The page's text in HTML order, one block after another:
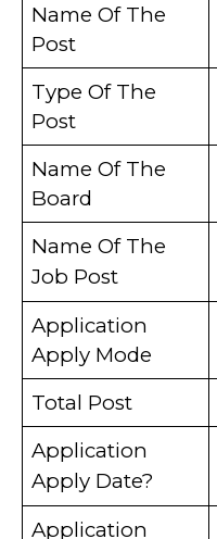
Name Of The
Post
Type Of The
Post
Name Of The
Board
Name Of The
Job Post
Application
Apply Mode
Total Post
Application
Apply Date?
Application